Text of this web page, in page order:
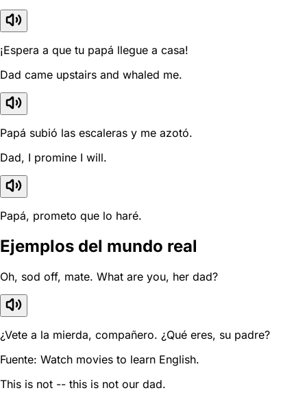
¡Espera a que tu papá llegue a casa!
Dad came upstairs and whaled me.
Papá subió las escaleras y me azotó.
Dad, I promine I will.
Papá, prometo que lo haré.
Ejemplos del mundo real
Oh, sod off, mate. What are you, her dad?
¿Vete a la mierda, compañero. ¿Qué eres, su padre?
Fuente: Watch movies to learn English.
This is not -- this is not our dad.